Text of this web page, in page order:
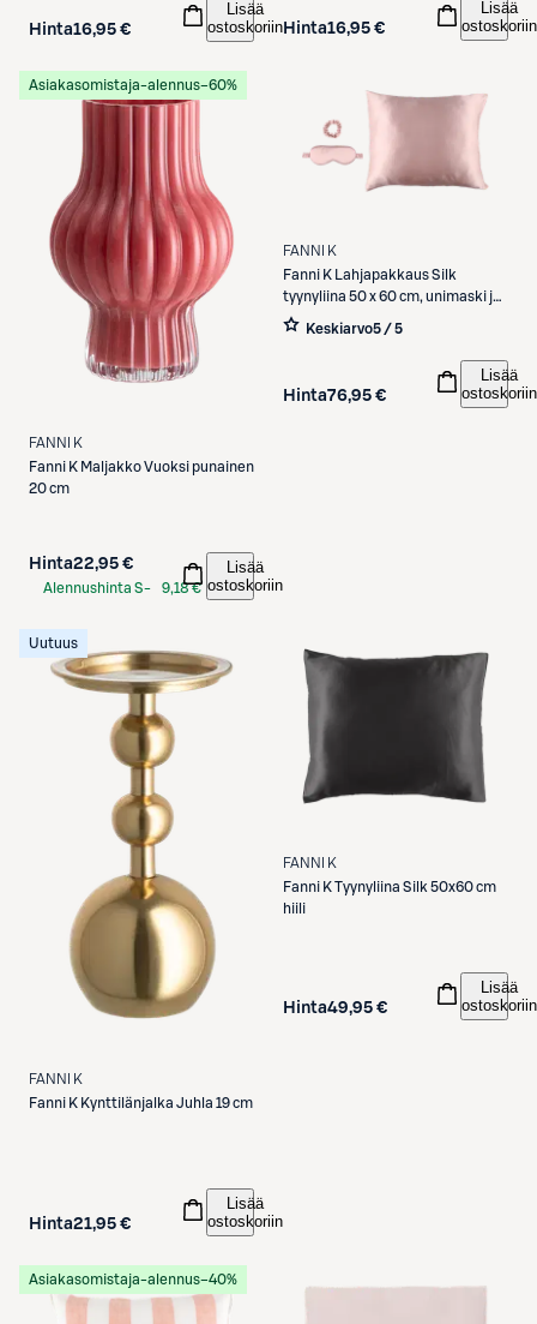
Hinta16,95 €
Lisää
ostoskoriin Hinta16,95 €
Lisää
ostoskoriin
Asiakasomistaja-alennus−60%
FANNI K
Fanni K Maljakko Vuoksi punainen
20 cm
Hinta22,95 €
Alennushinta S-
9,18 €
Lisää
ostoskoriin
FANNI K
Fanni K
Lahjapakkaus Silk
tyynyliina 50 x 60 cm, unimaski ja
hiuslenkki vaaleanpunainen
Keskiarvo5 / 5
Hinta76,95 €
Lisää
ostoskoriin
Uutuus
FANNI K
Fanni K Kynttilänjalka Juhla 19 cm
Hinta21,95 €
Lisää
ostoskoriin
FANNI K
Fanni KTyynyliina Silk 50x60 cm
hiili
Hinta49,95 €
Lisää
ostoskoriin
Asiakasomistaja-alennus−40%